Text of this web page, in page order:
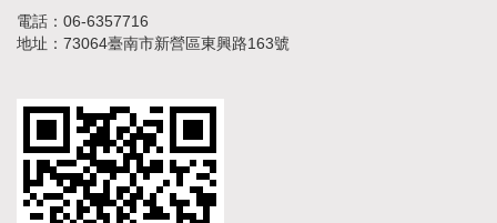
電話：06-6357716
地址：73064臺南市新營區東興路163號